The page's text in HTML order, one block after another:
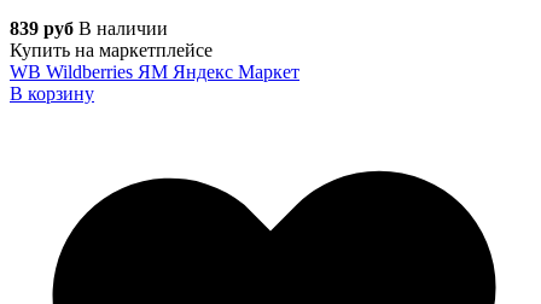
839 руб В наличии
Купить на маркетплейсе
WB Wildberries ЯМ Яндекс Маркет
В корзину